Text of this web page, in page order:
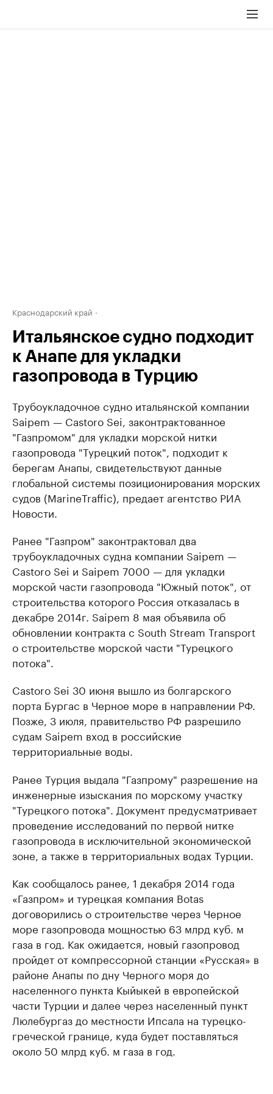
Краснодарский край
Итальянское судно подходит
к Анапе для укладки
газопровода в Турцию
Трубоукладочное судно итальянской компании
Saipem — Castoro Sei, законтрактованное
"Газпромом" для укладки морской нитки
газопровода "Турецкий поток", подходит к
берегам Анапы, свидетельствуют данные
глобальной системы позиционирования морских
судов (MarineTraffic), предает агентство РИА
Новости.
Ранее "Газпром" законтрактовал два
трубоукладочных судна компании Saipem —
Castoro Sei и Saipem 7000 — для укладки
морской части газопровода "Южный поток", от
строительства которого Россия отказалась в
декабре 2014г. Saipem 8 мая объявила об
обновлении контракта с South Stream Transport
о строительстве морской части "Турецкого
потока".
Castoro Sei 30 июня вышло из болгарского
порта Бургас в Черное море в направлении РФ.
Позже, 3 июля, правительство РФ разрешило
судам Saipem вход в российские
территориальные воды.
Ранее Турция выдала "Газпрому" разрешение на
инженерные изыскания по морскому участку
"Турецкого потока". Документ предусматривает
проведение исследований по первой нитке
газопровода в исключительной экономической
зоне, а также в территориальных водах Турции.
Как сообщалось ранее, 1 декабря 2014 года
«Газпром» и турецкая компания Botas
договорились о строительстве через Черное
море газопровода мощностью 63 млрд куб. м
газа в год. Как ожидается, новый газопровод
пройдет от компрессорной станции «Русская» в
районе Анапы по дну Черного моря до
населенного пункта Кыйыкей в европейской
части Турции и далее через населенный пункт
Люлебургаз до местности Ипсала на турецко-
греческой границе, куда будет поставляться
около 50 млрд куб. м газа в год.